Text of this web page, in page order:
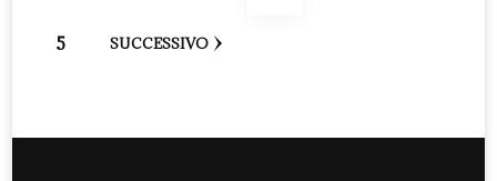
PAGINA
5 SUCCESSIVO